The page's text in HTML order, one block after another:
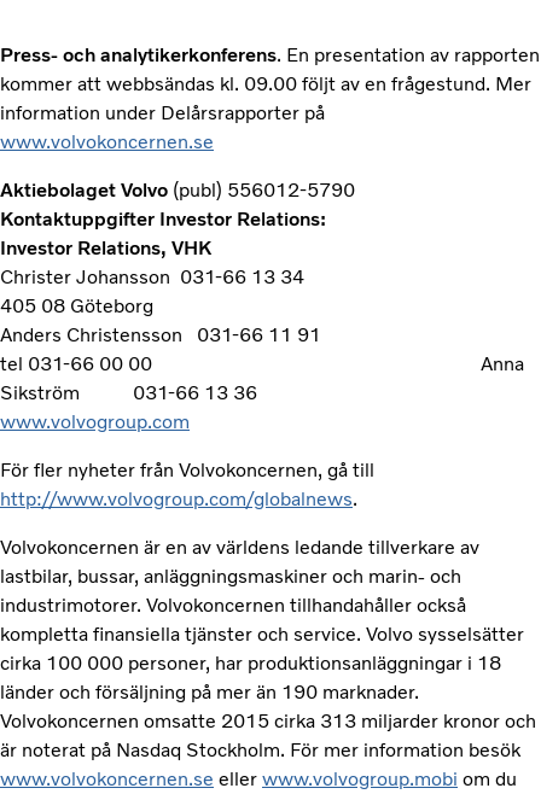
Press- och analytikerkonferens. En presentation av rapporten
kommer att webbsändas kl. 09.00 följt av en frågestund. Mer
information under Delårsrapporter på
www.volvokoncernen.se
Aktiebolaget Volvo (publ) 556012-5790
Kontaktuppgifter Investor Relations:
Investor Relations, VHK
Christer Johansson 031-66 13 34
405 08 Göteborg
Anders Christensson 031-66 11 91
tel 031-66 00 00 Anna
Sikström 031-66 13 36
www.volvogroup.com
För fler nyheter från Volvokoncernen, gå till
http://www.volvogroup.com/globalnews.
Volvokoncernen är en av världens ledande tillverkare av
lastbilar, bussar, anläggningsmaskiner och marin- och
industrimotorer. Volvokoncernen tillhandahåller också
kompletta finansiella tjänster och service. Volvo sysselsätter
cirka 100 000 personer, har produktionsanläggningar i 18
länder och försäljning på mer än 190 marknader.
Volvokoncernen omsatte 2015 cirka 313 miljarder kronor och
är noterat på Nasdaq Stockholm. För mer information besök
www.volvokoncernen.se eller www.volvogroup.mobi om du